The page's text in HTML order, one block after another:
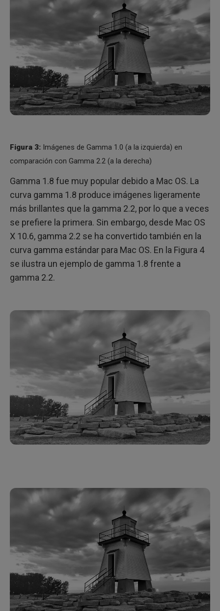
Figura 3: Imágenes de Gamma 1.0 (a la izquierda) en
comparación con Gamma 2.2 (a la derecha)
Gamma 1.8 fue muy popular debido a Mac OS. La
curva gamma 1.8 produce imágenes ligeramente
más brillantes que la gamma 2.2, por lo que a veces
se prefiere la primera. Sin embargo, desde Mac OS
X 10.6, gamma 2.2 se ha convertido también en la
curva gamma estándar para Mac OS. En la Figura 4
se ilustra un ejemplo de gamma 1.8 frente a
gamma 2.2.